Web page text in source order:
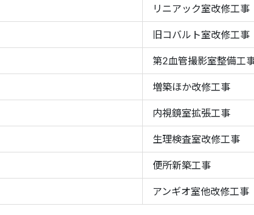
リニアック室改修工事
旧コバルト室改修工事
第2血管撮影室整備工
増築ほか改修工事
内視鏡室拡張工事
生理検査室改修工事
便所新築工事
アンギオ室他改修工事